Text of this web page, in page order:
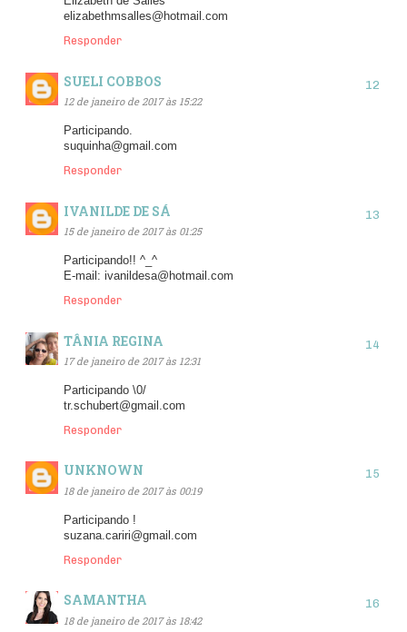
elizabethmsalles@hotmail.com
Responder
SUELI COBBOS
12 de janeiro de 2017 às 15:22
Participando.
suquinha@gmail.com
Responder
IVANILDE DE SÁ
15 de janeiro de 2017 às 01:25
Participando!! ^_^
E-mail: ivanildesa@hotmail.com
Responder
TÂNIA REGINA
17 de janeiro de 2017 às 12:31
Participando \0/
tr.schubert@gmail.com
Responder
UNKNOWN
18 de janeiro de 2017 às 00:19
Participando !
suzana.cariri@gmail.com
Responder
SAMANTHA
18 de janeiro de 2017 às 18:42